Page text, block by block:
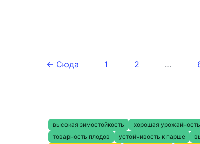
← Сюда 1 2 …
высокая зимостойкость хорошая урожайность
товарность плодов
устойчивость к парше